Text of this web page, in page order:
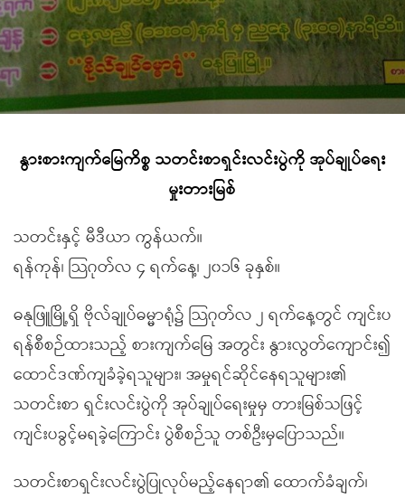
နွားစားကျက်မြေကိစ္စ သတင်းစာရှင်းလင်းပွဲကို အုပ်ချုပ်ရေး
မှုးတားမြစ်
သတင်းနှင့် မီဒီယာ ကွန်ယက်။
ရန်ကုန်၊ သြဂုတ်လ ၄ ရက်နေ့၊ ၂၀၁၆ ခုနှစ်။
ဓနုဖြူမြို့ရှိ ဗိုလ်ချုပ်ဓမ္မာရုံ၌ သြဂုတ်လ ၂ ရက်နေ့တွင် ကျင်းပ
ရန်စီစဉ်ထားသည့် စားကျက်မြေ အတွင်း နွားလွတ်ကျောင်း၍
ထောင်ဒဏ်ကျခံခဲ့ရသူများ၊ အမှုရင်ဆိုင်နေရသူများ၏
သတင်းစာ ရှင်းလင်းပွဲကို အုပ်ချုပ်ရေးမှုမှ တားမြစ်သဖြင့်
ကျင်းပခွင့်မရခဲ့ကြောင်း ပွဲစီစဉ်သူ တစ်ဦးမှပြောသည်။
သတင်းစာရှင်းလင်းပွဲပြုလုပ်မည့်နေရာ၏ ထောက်ခံချက်၊